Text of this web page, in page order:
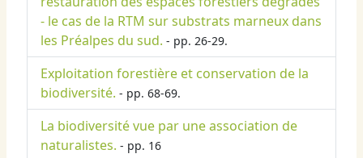
- le cas de la RTM sur substrats marneux dans
les Préalpes du sud. - pp. 26-29.
Exploitation forestière et conservation de la
biodiversité. - pp. 68-69.
La biodiversité vue par une association de
naturalistes. - pp. 16